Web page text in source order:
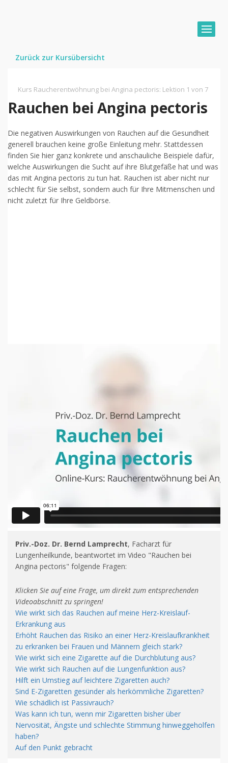
Zurück zur Kursübersicht
Kurs Raucherentwöhnung bei Angina pectoris: Lektion 1 von 7
Rauchen bei Angina pectoris
Die negativen Auswirkungen von Rauchen auf die Gesundheit
generell brauchen keine große Einleitung mehr. Stattdessen
finden Sie hier ganz konkrete und anschauliche Beispiele dafür,
welche Auswirkungen die Sucht auf ihre Blutgefäße hat und was
das mit Angina pectoris zu tun hat. Rauchen ist aber nicht nur
schlecht für Sie selbst, sondern auch für Ihre Mitmenschen und
nicht zuletzt für Ihre Geldbörse.
Priv.-Doz. Dr. Bernd Lamprecht, Facharzt für
Lungenheilkunde, beantwortet im Video "Rauchen bei
Angina pectoris" folgende Fragen:
Klicken Sie auf eine Frage, um direkt zum entsprechenden
Videoabschnitt zu springen!
Wie wirkt sich das Rauchen auf meine Herz-Kreislauf-
Erkrankung aus
Erhöht Rauchen das Risiko an einer Herz-Kreislaufkrankheit
zu erkranken bei Frauen und Männern gleich stark?
Wie wirkt sich eine Zigarette auf die Durchblutung aus?
Wie wirkt sich Rauchen auf die Lungenfunktion aus?
Hilft ein Umstieg auf leichtere Zigaretten auch?
Sind E-Zigaretten gesünder als herkömmliche Zigaretten?
Wie schädlich ist Passivrauch?
Was kann ich tun, wenn mir Zigaretten bisher über
Nervosität, Ängste und schlechte Stimmung hinweggeholfen
haben?
Auf den Punkt gebracht